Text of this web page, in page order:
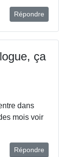
Répondre
ça
dans
mois voir
Répondre